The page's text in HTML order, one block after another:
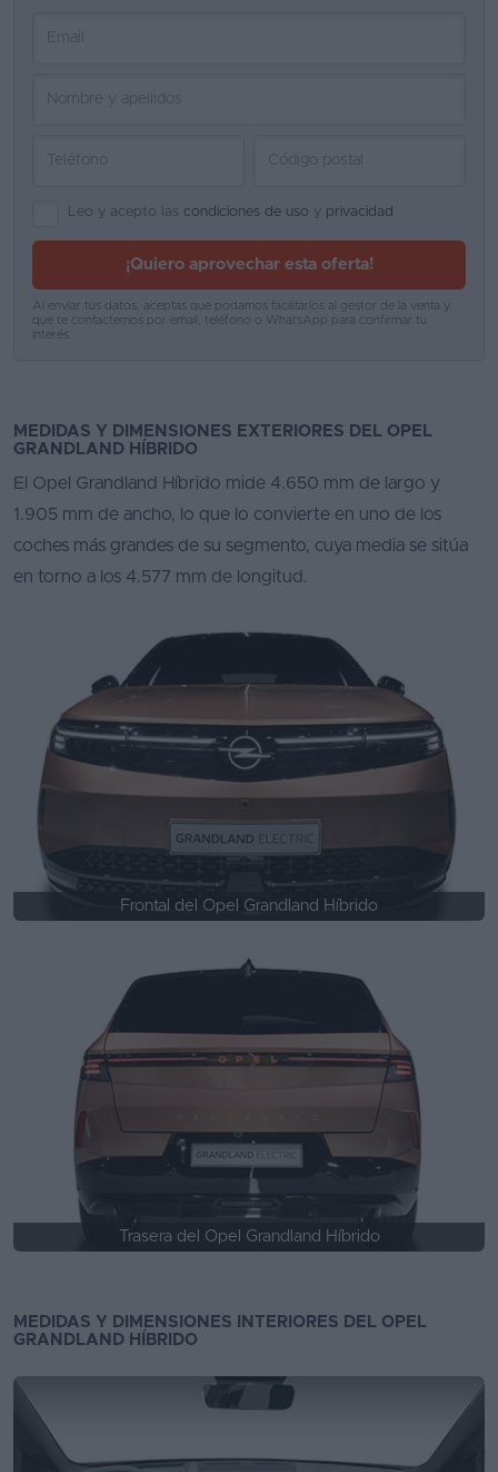
Vender
coches
2026
Leo y acepto las condiciones de uso y privacidad
¡Quiero aprovechar esta oferta!
Al enviar tus datos, aceptas que podamos facilitarlos al gestor de la venta y
que te contactemos por email, teléfono o WhatsApp para confirmar tu
interés.
MEDIDAS Y DIMENSIONES EXTERIORES DEL OPEL
GRANDLAND HÍBRIDO
El Opel Grandland Híbrido mide 4.650 mm de largo y
1.905 mm de ancho, lo que lo convierte en uno de los
coches más grandes de su segmento, cuya media se sitúa
en torno a los 4.577 mm de longitud.
Frontal del Opel Grandland Híbrido
Trasera del Opel Grandland Híbrido
MEDIDAS Y DIMENSIONES INTERIORES DEL OPEL
GRANDLAND HÍBRIDO